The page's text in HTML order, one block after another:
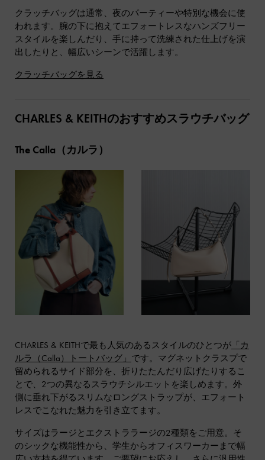
クラッチバッグは通常、夜のパーティーや特別な機会に使
われます。腕の下に抱えてエフォートレスなハンズフリー
スタイルを楽しんだり、手に持って洗練された仕上げを演
出したりと、幅広いシーンで活躍します。
クラッチバッグを見る
CHARLES & KEITHのおすすめスラウチバッグ
The Calla（カルラ）
CHARLES & KEITHで最も人気のあるスタイルのひとつが 「カ
ルラ（Calla）トートバッグ」 です。マグネットクラスプで
留められるサイド部分を、折りたたんだり広げたりするこ
とで、2つの異なるスラウチシルエットを楽しめます。外
側に垂れ下がるスリムなロングストラップが、エフォート
レスでこなれた魅力を引き立てます。
サイズはラージとエクストララージの2種類をご用意。そ
のシックな機能性から、学生からオフィスワーカーまで幅